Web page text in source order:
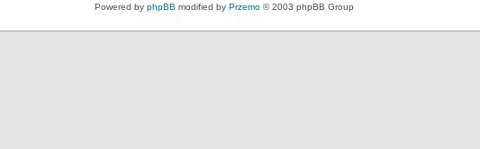
Powered by phpBB modified by Przemo © 2003 phpBB Group